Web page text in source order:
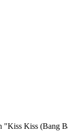
"Kiss Kiss (Bang